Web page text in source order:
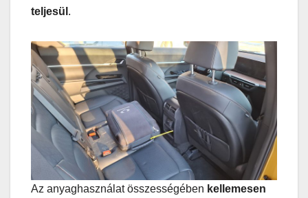
teljesül .
Az anyaghasználat összességében kellemesen